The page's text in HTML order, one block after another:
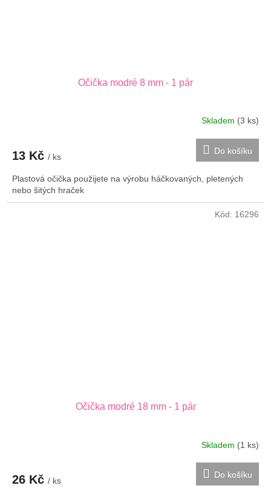
Očička modré 8 mm - 1 pár
Skladem (3 ks)
13 Kč / ks
Do košíku
Plastová očička použijete na výrobu háčkovaných, pletených
nebo šitých hraček
Očička modré 18 mm - 1 pár
Skladem (1 ks)
26 Kč / ks
Do košíku
Kód: 16296